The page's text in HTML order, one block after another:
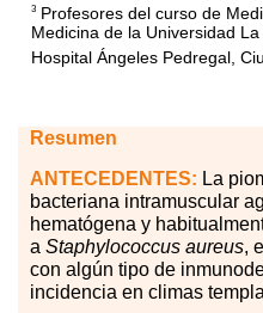
3 Profesores del curso de
Medicina de la Universidad
Hospital Ángeles Pedregal,
Resumen
ANTECEDENTES: La
bacteriana intramuscular
hematógena y
a Staphylococcus aureus,
con algún tipo de
incidencia en climas